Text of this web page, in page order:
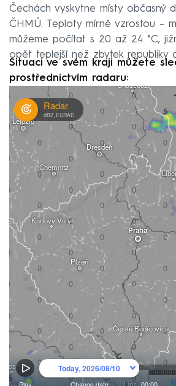
Čechách vyskytne místy občasný
ČHMÚ. Teploty mírně vzrostou –
můžeme počítat s 20 až 24 °C,
opět teplejší než zbytek republiky
Situaci ve svém kraji můžete
prostřednictvím radaru: